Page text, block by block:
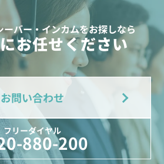
ーバー・インカムをお探しなら
お任せください
お問い合わせ
フリーダイヤル
880-200